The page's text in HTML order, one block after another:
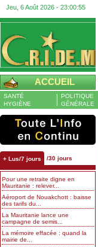
Jeu, 6 Août 2026 - 23:00:56
ACCUEIL
SANTÉ
HYGIÈNE
POLITIQUE
GÉNÉRALE
+ Lus/7 jours /30 jours
Pour une retraite digne en
Mauritanie : relever...
Aéroport de Nouakchott : baisse
des tarifs du...
La Mauritanie lance une
campagne de semis...
La mémoire effacée : quand la
mairie de...